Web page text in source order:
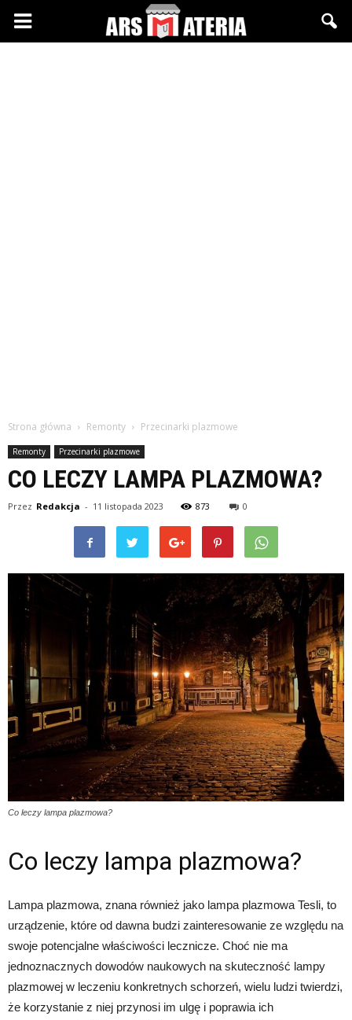
Arsmateria.pl
Strona główna Remonty Przecinarki plazmowe
Remonty Przecinarki plazmowe
CO LECZY LAMPA PLAZMOWA?
Przez Redakcja - 11 listopada 2023 873 0
Co leczy lampa plazmowa?
Co leczy lampa plazmowa?
Lampa plazmowa, znana również jako lampa plazmowa Tesli, to
urządzenie, które od dawna budzi zainteresowanie ze względu na
swoje potencjalne właściwości lecznicze. Choć nie ma
jednoznacznych dowodów naukowych na skuteczność lampy
plazmowej w leczeniu konkretnych schorzeń, wielu ludzi twierdzi,
że korzystanie z niej przynosi im ulgę i poprawia ich